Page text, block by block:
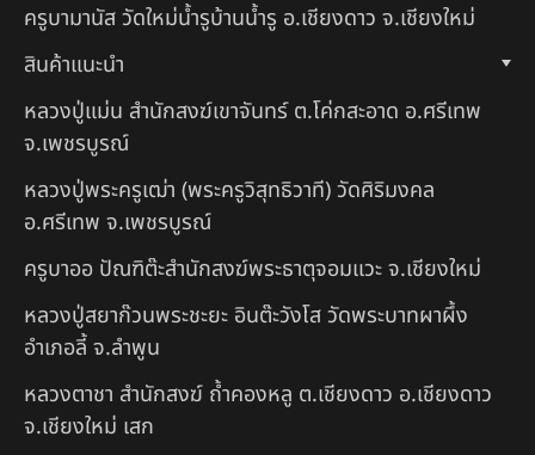
ครูบามานัส วัดใหม่น้ำรูบ้านน้ำรู อ.เชียงดาว จ.เชียงใหม่
สินค้าแนะนำ
หลวงปู่แม่น สำนักสงฆ์เขาจันทร์ ต.โค่กสะอาด อ.ศรีเทพ
จ.เพชรบูรณ์
หลวงปู่พระครูเฒ่า (พระครูวิสุทธิวาที) วัดศิริมงคล
อ.ศรีเทพ จ.เพชรบูรณ์
ครูบาออ ปัณฑิต๊ะสำนักสงฆ์พระธาตุจอมแวะ จ.เชียงใหม่
หลวงปู่สยาก๊วนพระชะยะ อินต๊ะวังโส วัดพระบาทผาผึ้ง
อำเภอลี้ จ.ลำพูน
หลวงตาชา สำนักสงฆ์ ถ้ำคองหลู ต.เชียงดาว อ.เชียงดาว
จ.เชียงใหม่ เสก